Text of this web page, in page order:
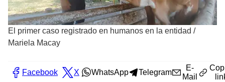
El primer caso registrado en humanos en la entidad /
Mariela Macay
Facebook X WhatsApp Telegram
E-
Mail